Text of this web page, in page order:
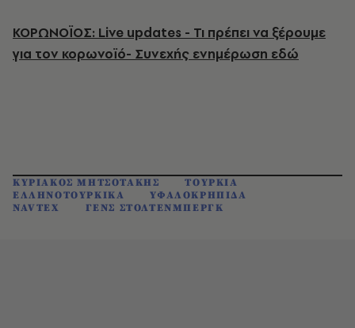
ΚΟΡΩΝΟΪΟΣ: Live updates - Τι πρέπει να ξέρουμε
για τον κορωνοϊό- Συνεχής ενημέρωση εδώ
ΚΥΡΙΑΚΟΣ ΜΗΤΣΟΤΑΚΗΣ
ΤΟΥΡΚΙΑ
ΕΛΛΗΝΟΤΟΥΡΚΙΚΑ
ΥΦΑΛΟΚΡΗΠΙΔΑ
NAVTEX
ΓΕΝΣ ΣΤΟΛΤΕΝΜΠΕΡΓΚ